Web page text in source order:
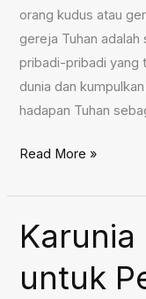
orang kudus atau
gereja Tuhan
pribadi-pribadi yang
dunia dan
hadapan Tuhan
Rasul,
Penginjil,
dan
Gembala
Pengajar,
Read More »
Karunia
untuk